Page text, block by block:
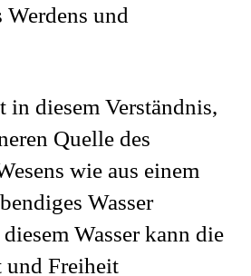
Werdens und
in diesem Verständnis,
Quelle des
wie aus einem
Wasser
Wasser kann die
und Freiheit